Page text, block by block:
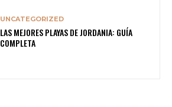
UNCATEGORIZED
LAS MEJORES PLAYAS DE JORDANIA: GUÍA
COMPLETA